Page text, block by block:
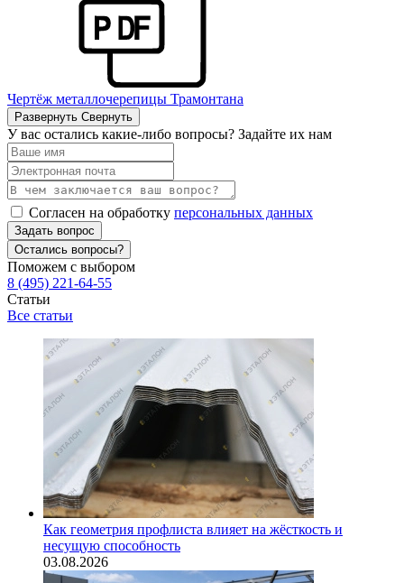
Чертёж металлочерепицы Трамонтана
Развернуть Свернуть
У вас остались какие-либо вопросы? Задайте их нам
Согласен на обработку персональных данных
Задать вопрос
Остались вопросы?
Поможем с выбором
8 (495) 221-64-55
Статьи
Все статьи
Как геометрия профлиста влияет на жёсткость и
несущую способность
03.08.2026